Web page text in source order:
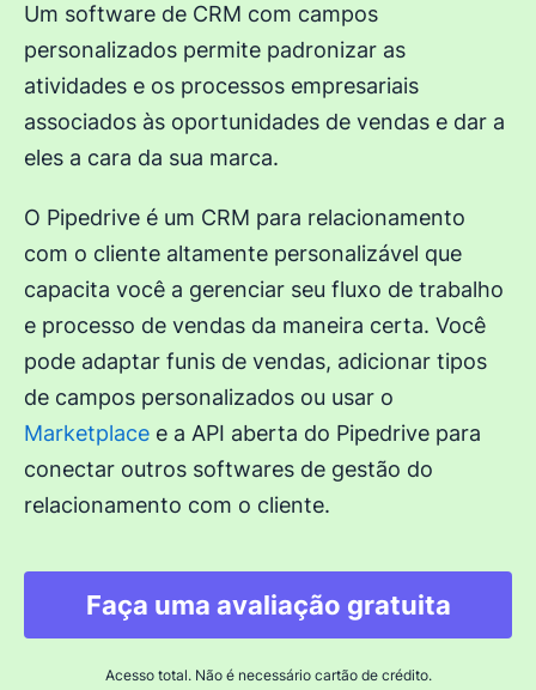
Um software de CRM com campos
personalizados permite padronizar as
atividades e os processos empresariais
associados às oportunidades de vendas e dar a
eles a cara da sua marca.
O Pipedrive é um CRM para relacionamento
com o cliente altamente personalizável que
capacita você a gerenciar seu fluxo de trabalho
e processo de vendas da maneira certa. Você
pode adaptar funis de vendas, adicionar tipos
de campos personalizados ou usar o
Marketplace e a API aberta do Pipedrive para
conectar outros softwares de gestão do
relacionamento com o cliente.
Faça uma avaliação gratuita
Acesso total. Não é necessário cartão de crédito.